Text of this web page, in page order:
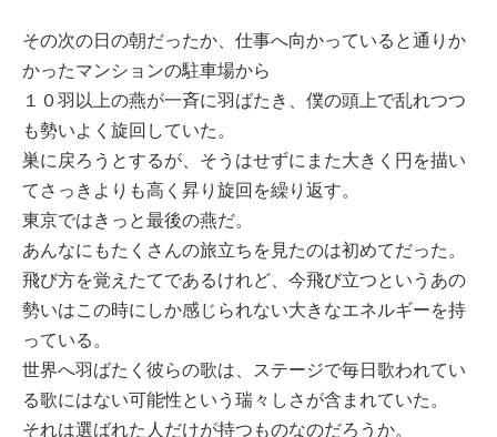
その次の日の朝だったか、仕事へ向かっていると通りか
かったマンションの駐車場から
１０羽以上の燕が一斉に羽ばたき、僕の頭上で乱れつつ
も勢いよく旋回していた。
巣に戻ろうとするが、そうはせずにまた大きく円を描い
てさっきよりも高く昇り旋回を繰り返す。
東京ではきっと最後の燕だ。
あんなにもたくさんの旅立ちを見たのは初めてだった。
飛び方を覚えたてであるけれど、今飛び立つというあの
勢いはこの時にしか感じられない大きなエネルギーを持
っている。
世界へ羽ばたく彼らの歌は、ステージで毎日歌われてい
る歌にはない可能性という瑞々しさが含まれていた。
それは選ばれた人だけが持つものなのだろうか。